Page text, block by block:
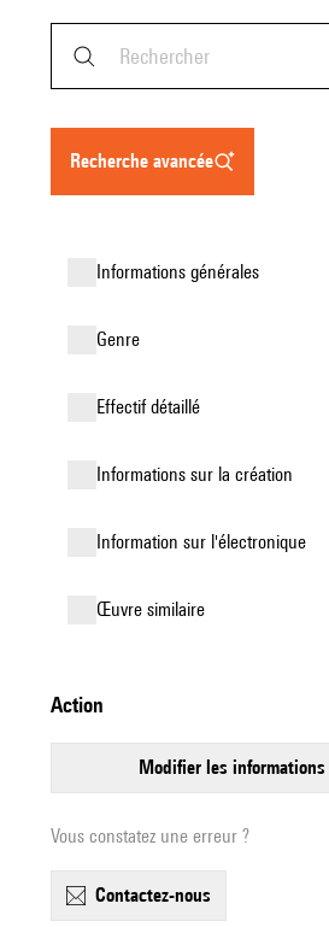
recherche avancée
informations générales
genre
effectif détaillé
informations sur la création
Information sur l'électronique
œuvre similaire
action
modifier les informations
Vous constatez une erreur ?
contactez-nous